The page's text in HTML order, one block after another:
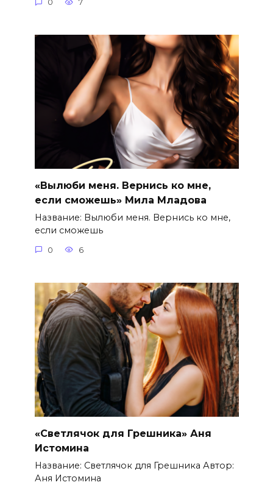
0 7
«Вылюби меня. Вернись ко мне,
если сможешь» Мила Младова
Название: Вылюби меня. Вернись ко мне,
если сможешь
0 6
«Светлячок для Грешника» Аня
Истомина
Название: Светлячок для Грешника Автор:
Аня Истомина